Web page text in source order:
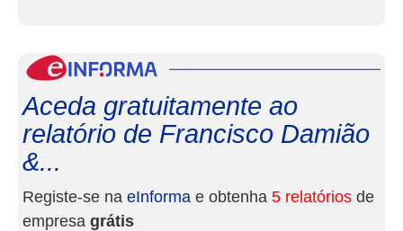
Aceda gratuitamente ao
relatório de Francisco Damião
&...
Registe-se na eInforma e obtenha 5 relatórios de
empresa grátis